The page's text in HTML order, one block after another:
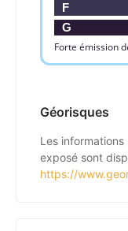
F
G
Forte émission
Géorisques
Les
exposé sont
https://